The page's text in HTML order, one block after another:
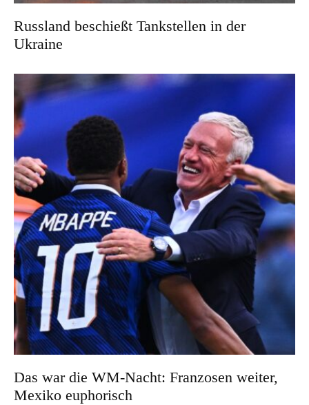
Russland beschießt Tankstellen in der
Ukraine
Das war die WM-Nacht: Franzosen weiter,
Mexiko euphorisch